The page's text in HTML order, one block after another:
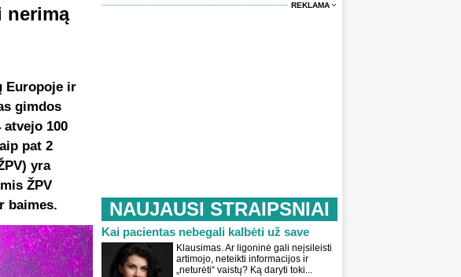
nerimą
Europoje ir
gimdos
100
pat 2
yra
ŽPV
baimes.
REKLAMA
NAUJAUSI STRAIPSNIAI
Kai pacientas nebegali kalbėti už save
Klausimas. Ar ligoninė gali neįsileisti
artimojo, neteikti informacijos ir
„neturėti“ vaistų? Ką daryti toki...